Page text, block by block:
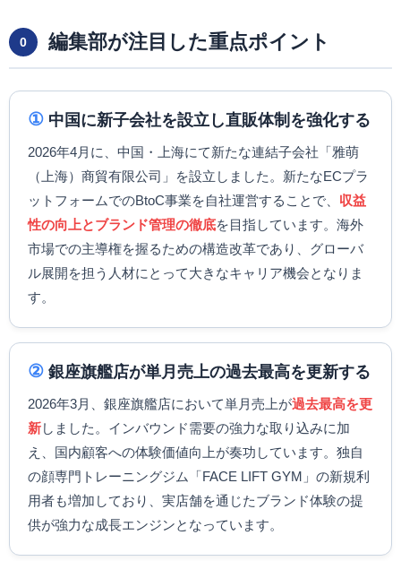
0 編集部が注目した重点ポイント
① 中国に新子会社を設立し直販体制を強化する
2026年4月に、中国・上海にて新たな連結子会社「雅萌
（上海）商貿有限公司」を設立しました。新たなECプラ
ットフォームでのBtoC事業を自社運営することで、 収益
性の向上とブランド管理の徹底を目指しています。海外
市場での主導権を握るための構造改革であり、グローバ
ル展開を担う人材にとって大きなキャリア機会となりま
す。
② 銀座旗艦店が単月売上の過去最高を更新する
2026年3月、銀座旗艦店において単月売上が過去最高を更
新しました。インバウンド需要の強力な取り込みに加
え、国内顧客への体験価値向上が奏功しています。独自
の顔専門トレーニングジム「FACE LIFT GYM」の新規利
用者も増加しており、実店舗を通じたブランド体験の提
供が強力な成長エンジンとなっています。